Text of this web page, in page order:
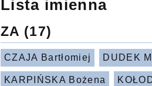
Lista imienna
ZA (17)
CZAJA Bartłomiej DUDEK
KARPIŃSKA Bożena